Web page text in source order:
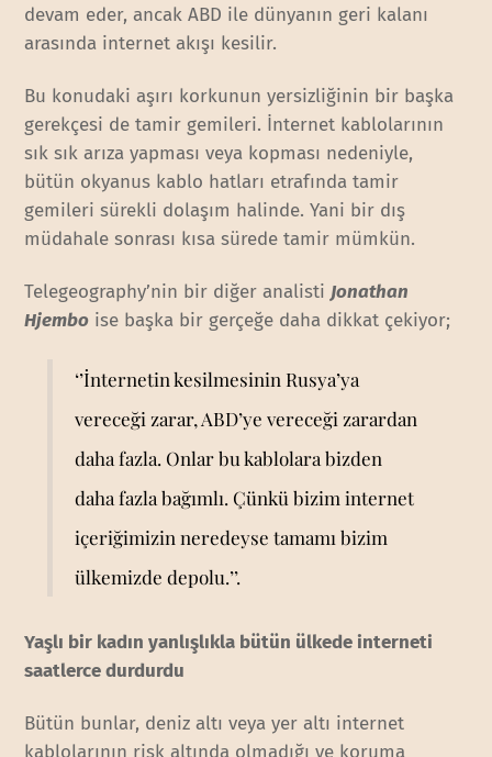
devam eder, ancak ABD ile dünyanın geri kalanı
arasında internet akışı kesilir.
Bu konudaki aşırı korkunun yersizliğinin bir başka
gerekçesi de tamir gemileri. İnternet kablolarının
sık sık arıza yapması veya kopması nedeniyle,
bütün okyanus kablo hatları etrafında tamir
gemileri sürekli dolaşım halinde. Yani bir dış
müdahale sonrası kısa sürede tamir mümkün.
Telegeography’nin bir diğer analistiJonathan
Hjembo ise başka bir gerçeğe daha dikkat çekiyor;
‘’İnternetin kesilmesinin Rusya’ya
vereceği zarar, ABD’ye vereceği zarardan
daha fazla. Onlar bu kablolara bizden
daha fazla bağımlı. Çünkü bizim internet
içeriğimizin neredeyse tamamı bizim
ülkemizde depolu.’’.
Yaşlı bir kadın yanlışlıkla bütün ülkede interneti
saatlerce durdurdu
Bütün bunlar, deniz altı veya yer altı internet
kablolarının risk altında olmadığı ve koruma